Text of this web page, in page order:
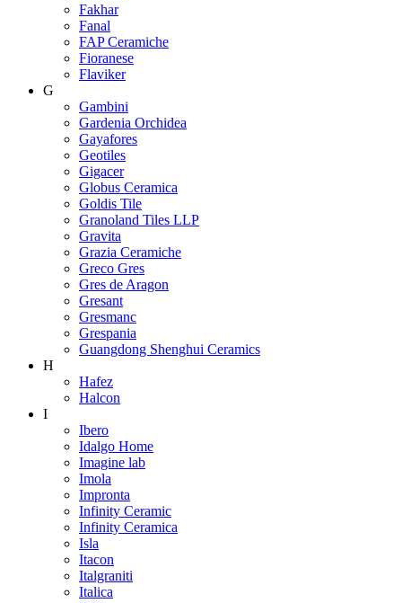
Fakhar
Fanal
FAP Ceramiche
Fioranese
Flaviker
G
Gambini
Gardenia Orchidea
Gayafores
Geotiles
Gigacer
Globus Ceramica
Goldis Tile
Granoland Tiles LLP
Gravita
Grazia Ceramiche
Greco Gres
Gres de Aragon
Gresant
Gresmanc
Grespania
Guangdong Shenghui Ceramics
H
Hafez
Halcon
I
Ibero
Idalgo Home
Imagine lab
Imola
Impronta
Infinity Ceramic
Infinity Ceramica
Isla
Itacon
Italgraniti
Italica